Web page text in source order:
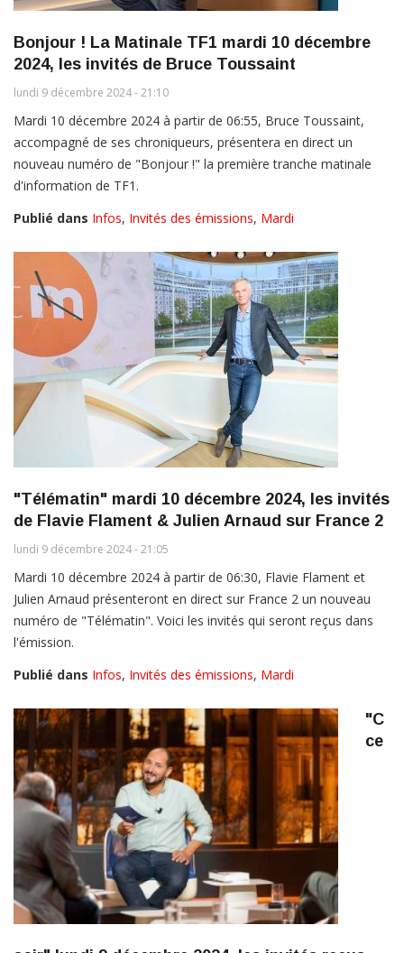
Bonjour ! La Matinale TF1 mardi 10 décembre
2024, les invités de Bruce Toussaint
lundi 9 décembre 2024 - 21:10
Mardi 10 décembre 2024 à partir de 06:55, Bruce Toussaint,
accompagné de ses chroniqueurs, présentera en direct un
nouveau numéro de "Bonjour !" la première tranche matinale
d'information de TF1.
Publié dans Infos, Invités des émissions, Mardi
"Télématin" mardi 10 décembre 2024, les invités
de Flavie Flament & Julien Arnaud sur France 2
lundi 9 décembre 2024 - 21:05
Mardi 10 décembre 2024 à partir de 06:30, Flavie Flament et
Julien Arnaud présenteront en direct sur France 2 un nouveau
numéro de "Télématin". Voici les invités qui seront reçus dans
l'émission.
Publié dans Infos, Invités des émissions, Mardi
"C
ce